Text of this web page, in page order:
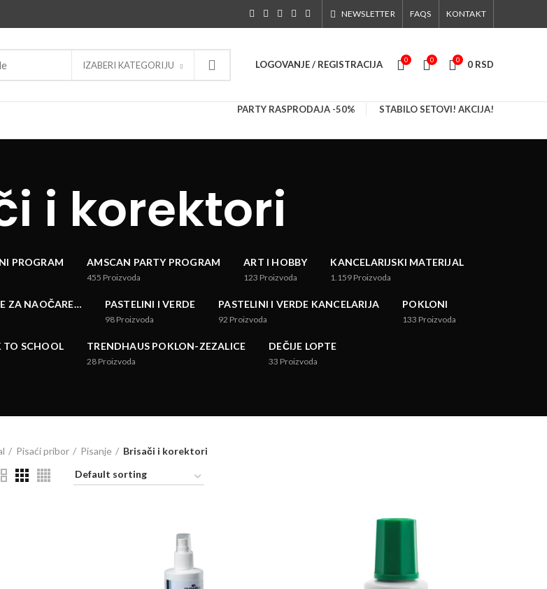
NEWSLETTER FAQS KONTAKT
IZABERI KATEGORIJU LOGOVANJE / REGISTRACIJA 0 0 0 0 RSD
PARTY RASPRODAJA -50% STABILO SETOVI! AKCIJA!
i korektori
PROGRAM AMSCAN PARTY PROGRAM
455 Proizvoda
ART I HOBBY
123 Proizvoda
KANCELARIJSKI MATERIJAL
1.159 Proizvoda
ZA NAOČARE… PASTELINI I VERDE
98 Proizvoda
PASTELINI I VERDE KANCELARIJA
92 Proizvoda
POKLONI
133 Proizvoda
TO SCHOOL TRENDHAUS POKLON-ZEZALICE
28 Proizvoda
DEČIJE LOPTE
33 Proizvoda
Pisaći pribor Pisanje
Brisači i korektori